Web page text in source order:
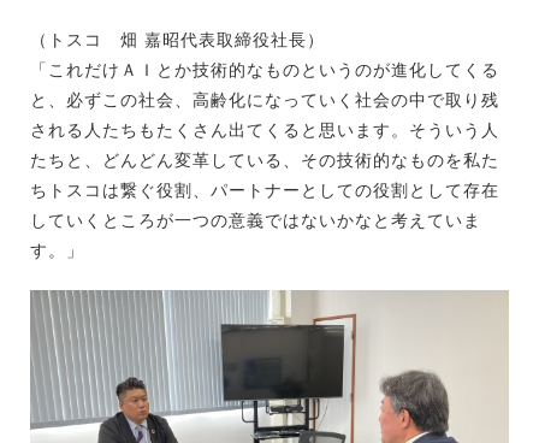
（トスコ 畑 嘉昭代表取締役社長）
「これだけＡＩとか技術的なものというのが進化してくる
と、必ずこの社会、高齢化になっていく社会の中で取り残
される人たちもたくさん出てくると思います。そういう人
たちと、どんどん変革している、その技術的なものを私た
ちトスコは繋ぐ役割、パートナーとしての役割として存在
していくところが一つの意義ではないかなと考えていま
す。」